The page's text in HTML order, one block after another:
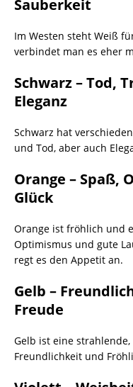
Sauberkeit
Im Westen steht Weiß
verbindet man es eher
Schwarz – Tod,
Eleganz
Schwarz hat
und Tod, aber auch
Orange – Spaß,
Glück
Orange ist fröhlich und
Optimismus und gute
regt es den Appetit an.
Gelb –
Freude
Gelb ist eine
Freundlichkeit und